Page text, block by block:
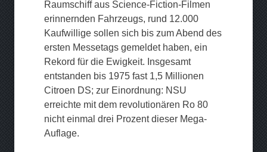
Raumschiff aus Science-Fiction-Filmen
erinnernden Fahrzeugs, rund 12.000
Kaufwillige sollen sich bis zum Abend des
ersten Messetags gemeldet haben, ein
Rekord für die Ewigkeit. Insgesamt
entstanden bis 1975 fast 1,5 Millionen
Citroen DS; zur Einordnung: NSU
erreichte mit dem revolutionären Ro 80
nicht einmal drei Prozent dieser Mega-
Auflage.